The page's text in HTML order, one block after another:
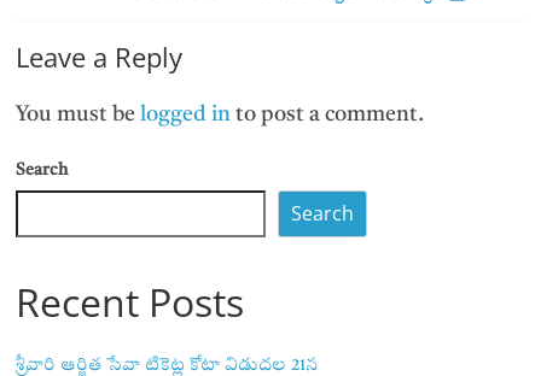
Leave a Reply
You must belogged in to post a comment.
Search
Search
Recent Posts
శ్రీవారి ఆర్జిత సేవా టికెట్ల కోటా విడుదల 21న